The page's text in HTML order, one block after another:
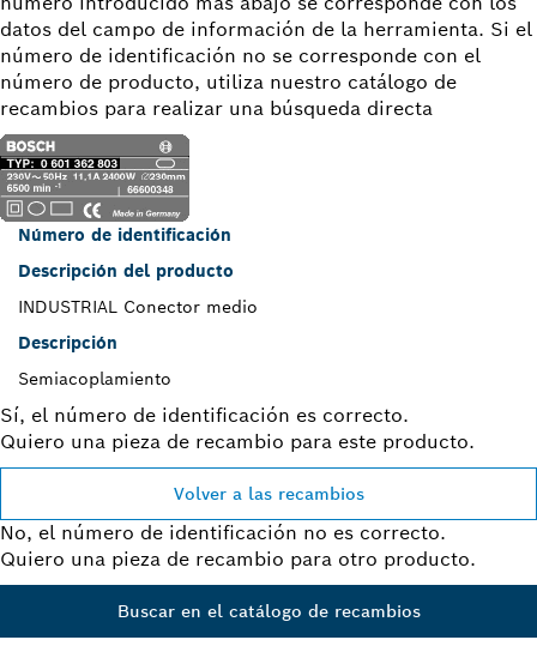
datos del campo de información de la herramienta. Si el
número de identificación no se corresponde con el
número de producto, utiliza nuestro catálogo de
recambios para realizar una búsqueda directa
Número de identificación
Descripción del producto
INDUSTRIAL Conector medio
Descripción
Semiacoplamiento
Sí, el número de identificación es correcto.
Quiero una pieza de recambio para este producto.
Volver a las recambios
No, el número de identificación no es correcto.
Quiero una pieza de recambio para otro producto.
Buscar en el catálogo de recambios